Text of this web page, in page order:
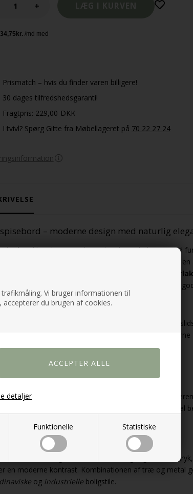
Vi bruger informationen til
du brugen af cookies.
Funktionelle Statistiske
detaljer
+
Prismatch – hvis du finder varen billigere!
30 dages tilfredshedsgaranti!
Fragtpris: 229,00 DKK
I tvivl? Spørg Gitte fra Møbellageret på 70 22 27 24
– moderne design med naturlig
kombinerer stilrent skandinavisk design med
giver et smukt naturligt trælook med
søjleformede stel i mat sort ru
udtryk, samtidig med at det sikrer stabilitet og
& specifikationer
Mat eg PU-lakeret egefiner – elegant og
Mat sort ru pulverlakeret stål – robust og moderne
Design:Rund form, ideel til sociale måltider
Dimensioner: Ø120 x 75 cm (Diameter x Højde)
– rummeligt og praktisk
skaber en hyggelig og
hverdag og gæster. Det solide søjlestel sikrer maksimal
& stil – skandinavisk minimalisme
giver bordet et naturligt og varmt
en moderne kontrast. Kombinationen af træ og metal
og industrielleboligstile.